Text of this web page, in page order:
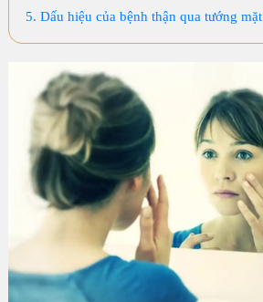
5. Dấu hiệu của bệnh thận qua tướng mặt